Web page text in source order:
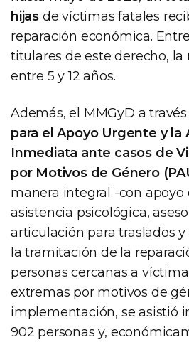
hijas de víctimas fatales
reparación económica.
titulares de este derecho,
entre 5 y 12 años.
Además, el MMGyD a través
para el Apoyo Urgente y la
Inmediata ante casos de
por Motivos de Género
manera integral -con apoyo
asistencia psicológica,
articulación para traslados
la tramitación de la
personas cercanas a
extremas por motivos de
implementación, se asistió
902 personas y,